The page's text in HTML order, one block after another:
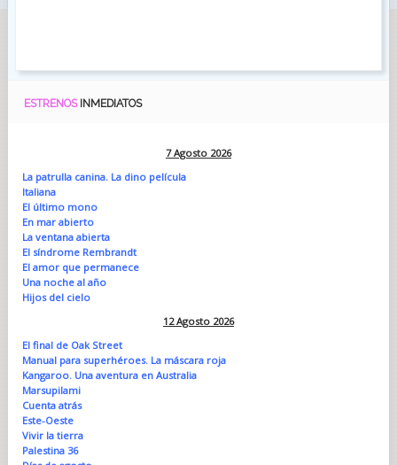
ESTRENOS INMEDIATOS
7 Agosto 2026
La patrulla canina. La dino película
Italiana
El último mono
En mar abierto
La ventana abierta
El síndrome Rembrandt
El amor que permanece
Una noche al año
Hijos del cielo
12 Agosto 2026
El final de Oak Street
Manual para superhéroes. La máscara roja
Kangaroo. Una aventura en Australia
Marsupilami
Cuenta atrás
Este-Oeste
Vivir la tierra
Palestina 36